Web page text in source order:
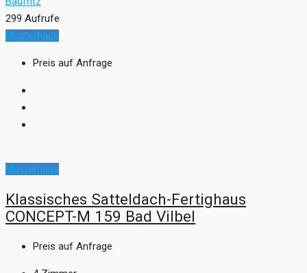
299 Aufrufe
Musterhaus
Preis auf Anfrage
Musterhaus
Klassisches Satteldach-Fertighaus
CONCEPT-M 159 Bad Vilbel
Preis auf Anfrage